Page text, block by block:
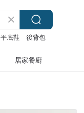
平底鞋 後背包
居家餐廚